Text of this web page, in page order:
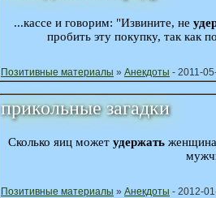
...кассе и говорим: "Извините, не
пробить эту покупку, так как
Позитивные материалы » Анекдоты - 2011-
прикольные загадки
Сколько яиц может удержать
Позитивные материалы » Анекдоты - 2012-